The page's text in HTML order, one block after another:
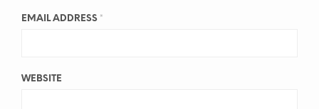
EMAIL ADDRESS *
WEBSITE